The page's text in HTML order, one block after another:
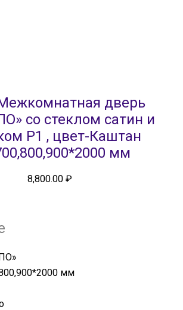
дверь
со стеклом сатин и
Р1 , цвет-Каштан
мм
8,800.00 ₽
мм